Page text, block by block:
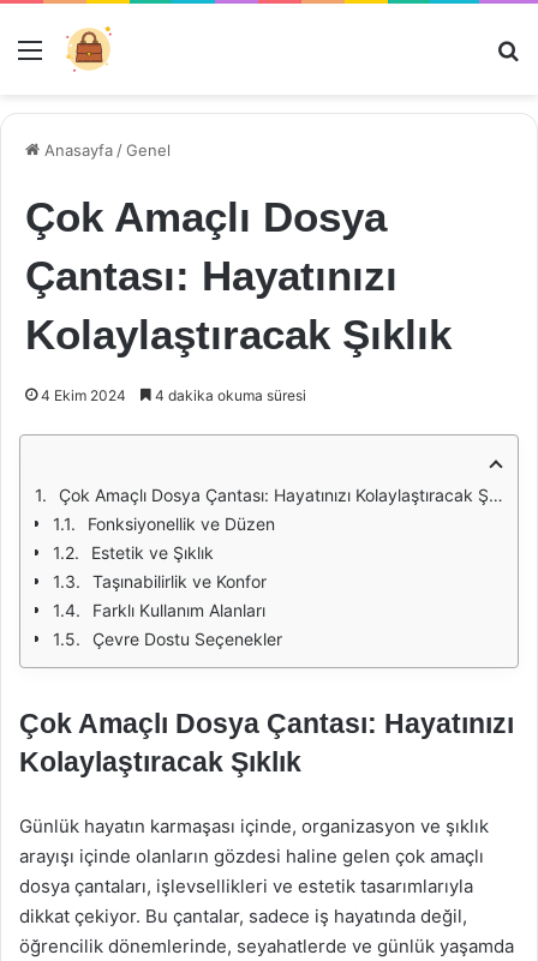
Menü
Anasayfa /Genel
Çok Amaçlı Dosya
Çantası: Hayatınızı
Kolaylaştıracak Şıklık
4 Ekim 2024 4 dakika okuma süresi
Çok Amaçlı Dosya Çantası: Hayatınızı Kolaylaştıracak Şıklık
Fonksiyonellik ve Düzen
Estetik ve Şıklık
Taşınabilirlik ve Konfor
Farklı Kullanım Alanları
Çevre Dostu Seçenekler
Çok Amaçlı Dosya Çantası: Hayatınızı
Kolaylaştıracak Şıklık
Günlük hayatın karmaşası içinde, organizasyon ve şıklık
arayışı içinde olanların gözdesi haline gelen çok amaçlı
dosya çantaları, işlevsellikleri ve estetik tasarımlarıyla
dikkat çekiyor. Bu çantalar, sadece iş hayatında değil,
öğrencilik dönemlerinde, seyahatlerde ve günlük yaşamda